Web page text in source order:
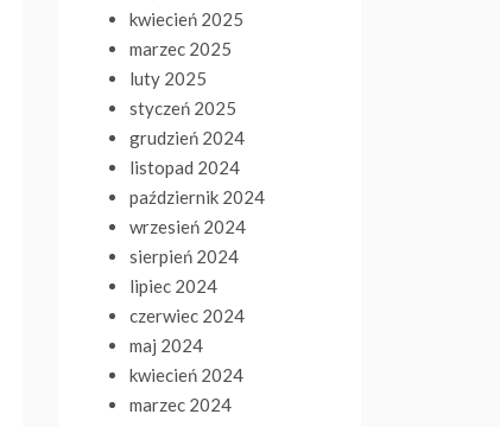
kwiecień 2025
marzec 2025
luty 2025
styczeń 2025
grudzień 2024
listopad 2024
październik 2024
wrzesień 2024
sierpień 2024
lipiec 2024
czerwiec 2024
maj 2024
kwiecień 2024
marzec 2024